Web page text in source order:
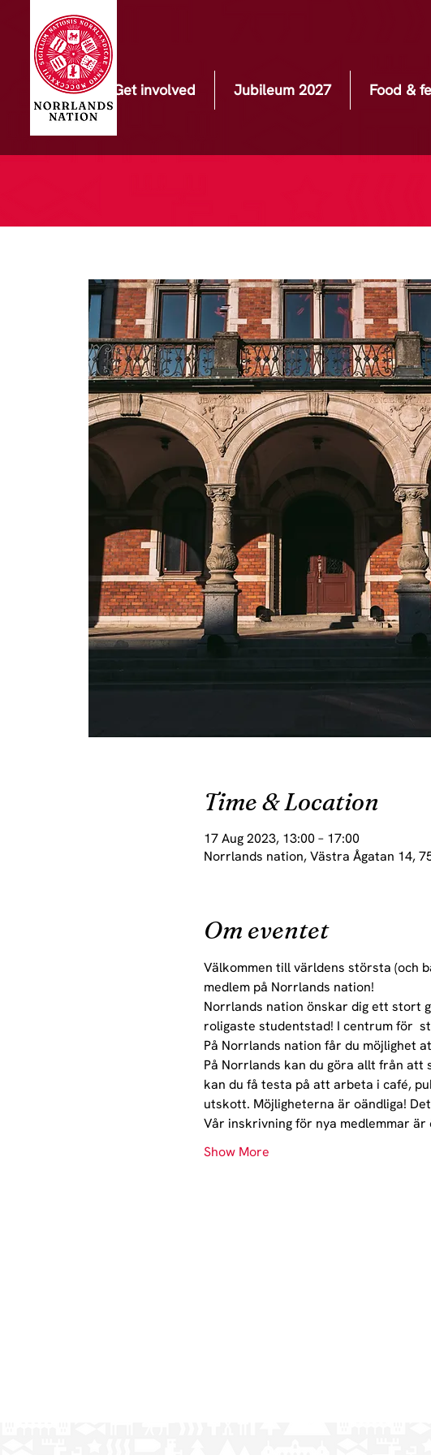
Get involved Jubileum 2027 Food &
Time & Location
17 Aug 2023, 13:00 – 17:00
Norrlands nation, Västra Ågatan 14,
Om eventet
Välkommen till världens största (och
medlem på Norrlands nation!
Norrlands nation önskar dig ett stort
roligaste studentstad! I centrum för
På Norrlands nation får du möjlighet
På Norrlands kan du göra allt från
kan du få testa på att arbeta i café,
utskott. Möjligheterna är oändliga!
Vår inskrivning för nya medlemmar
Show More